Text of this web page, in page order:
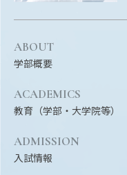
ABOUT
学部概要
ACADEMICS
教育（学部・大学院等）
ADMISSION
入試情報